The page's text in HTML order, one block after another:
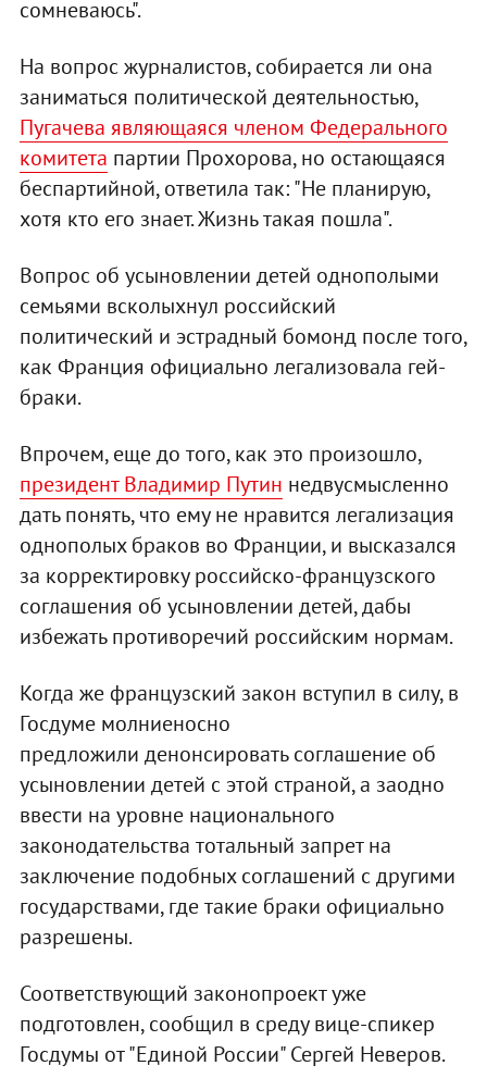
сомневаюсь".
На вопрос журналистов, собирается ли она
заниматься политической деятельностью,
Пугачева являющаяся членом Федерального
комитета партии Прохорова, но остающаяся
беспартийной, ответила так: "Не планирую,
хотя кто его знает. Жизнь такая пошла".
Вопрос об усыновлении детей однополыми
семьями всколыхнул российский
политический и эстрадный бомонд после того,
как Франция официально легализовала гей-
браки.
Впрочем, еще до того, как это произошло,
президент Владимир Путин недвусмысленно
дать понять, что ему не нравится легализация
однополых браков во Франции, и высказался
за корректировку российско-французского
соглашения об усыновлении детей, дабы
избежать противоречий российским нормам.
Когда же французский закон вступил в силу, в
Госдуме молниеносно
предложили денонсировать соглашение об
усыновлении детей с этой страной, а заодно
ввести на уровне национального
законодательства тотальный запрет на
заключение подобных соглашений с другими
государствами, где такие браки официально
разрешены.
Соответствующий законопроект уже
подготовлен, сообщил в среду вице-спикер
Госдумы от "Единой России" Сергей Неверов.